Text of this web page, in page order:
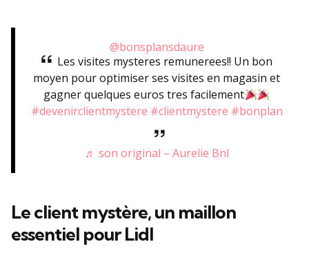
@bonsplansdaure
Les visites mysteres remunerees!! Un bon
moyen pour optimiser ses visites en magasin et
gagner quelques euros tres facilement
#devenirclientmystere #clientmystere #bonplan
♬ son original – Aurelie Bnl
Le client mystère, un maillon
essentiel pour Lidl